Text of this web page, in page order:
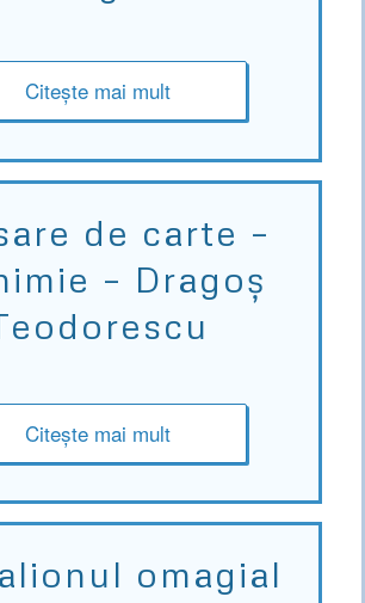
Citește mai mult
de carte –
– Dragoș
Citește mai mult
omagial